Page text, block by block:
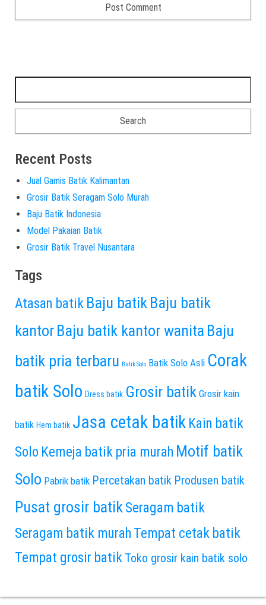
Recent Posts
Jual Gamis Batik Kalimantan
Grosir Batik Seragam Solo Murah
Baju Batik Indonesia
Model Pakaian Batik
Grosir Batik Travel Nusantara
Tags
Atasan batik Baju batik Baju batik
kantor Baju batik kantor wanita Baju
batik pria terbaru Batik Solo Batik Solo Asli Corak
batik Solo Dress batik Grosir batik Grosir kain
batik Hem batik Jasa cetak batik Kain batik
Solo Kemeja batik pria murah Motif batik
Solo Pabrik batik Percetakan batik Produsen batik
Pusat grosir batikSeragam batik
Seragam batik murah Tempat cetak batik
Tempat grosir batik Toko grosir kain batik solo